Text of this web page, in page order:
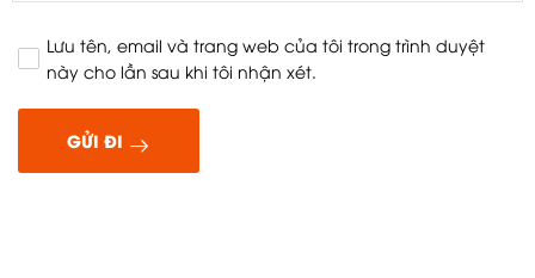
Lưu tên, email và trang web của tôi trong trình duyệt
này cho lần sau khi tôi nhận xét.
GỬI ĐI